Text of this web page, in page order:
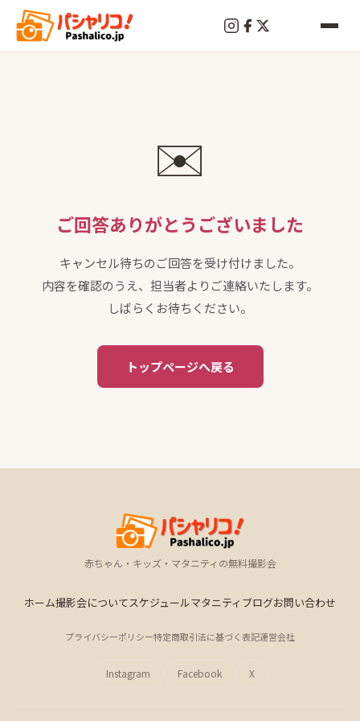
✉️
ご回答ありがとうございました
キャンセル待ちのご回答を受け付けました。
内容を確認のうえ、担当者よりご連絡いたします。
しばらくお待ちください。
トップページへ戻る
赤ちゃん・キッズ・マタニティの無料撮影会
ホーム撮影会についてスケジュールマタニティ ブログお問い合わせ
プライバシーポリシー特定商取引法に基づく表記運営会社
Instagram Facebook X